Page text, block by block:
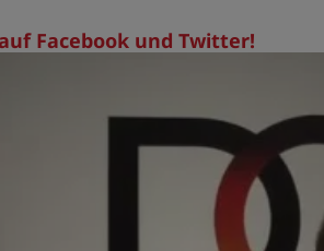
Facebook und Twitter!